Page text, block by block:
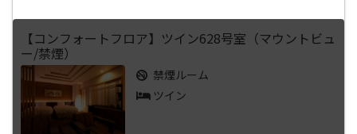
【コンフォートフロア】ツイン628号室（マウントビュ
ー/禁煙）
禁煙ルーム
ツイン